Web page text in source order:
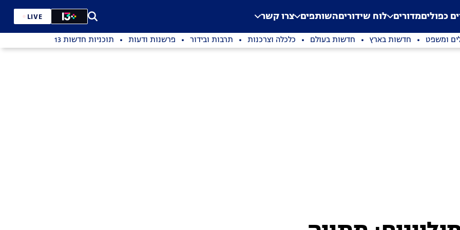
Application error: a
. כפוליםמדורים לוח שידוריםהשותפים צרו קשר LIVE
ומשפט חדשות בארץ חדשות בעולם כלכלה וצרכנות תרבות ובידור פרשנות ודעות תוכניות חדשות 13